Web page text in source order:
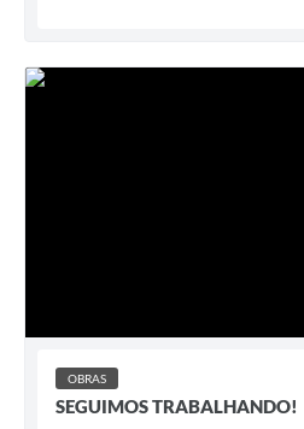
OBRAS
SEGUIMOS TRABALHANDO!